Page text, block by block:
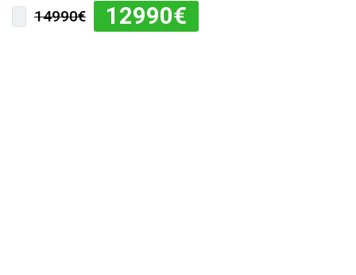
14990€ 12990€